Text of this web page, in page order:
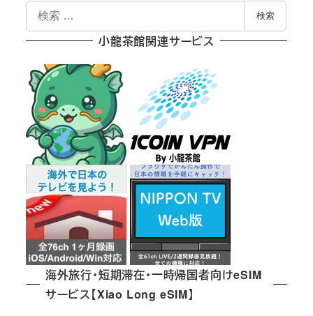
検
索
検索
小龍茶館関連サービス
海外旅行・短期滞在・一時帰国者向けeSIM
サービス【Xiao Long eSIM】